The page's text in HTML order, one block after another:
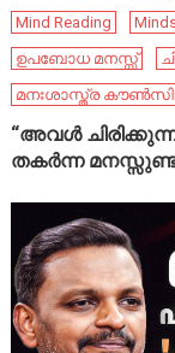
Mind Reading
ഉപബോധ മനസ്സ്
മനഃശാസ്ത്ര
“അവൾ
തകർന്ന